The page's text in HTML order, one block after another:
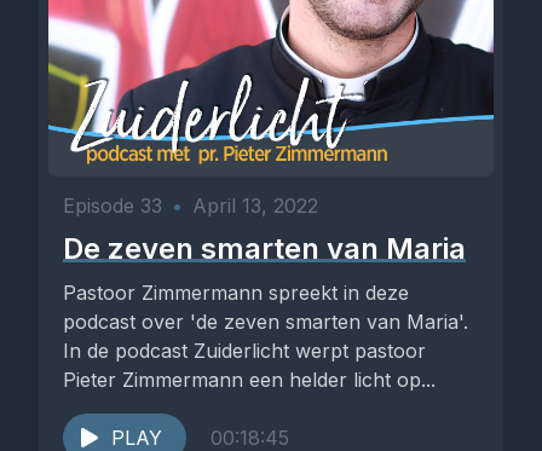
Episode 33 • April 13, 2022
De zeven smarten van Maria
Pastoor Zimmermann spreekt in deze
podcast over 'de zeven smarten van Maria'.
In de podcast Zuiderlicht werpt pastoor
Pieter Zimmermann een helder licht op...
PLAY 00:18:45